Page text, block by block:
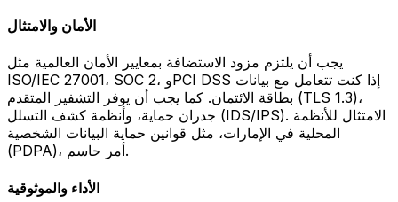
الأمان والامتثال
يجب أن يلتزم مزود الاستضافة بمعايير الأمان العالمية مثل
ISO/IEC 27001، SOC 2، وPCI DSS إذا كنت تتعامل مع بيانات
بطاقة الائتمان. كما يجب أن يوفر التشفير المتقدم (TLS 1.3)،
جدران حماية، وأنظمة كشف التسلل (IDS/IPS). الامتثال للأنظمة
المحلية في الإمارات، مثل قوانين حماية البيانات الشخصية
(PDPA)، أمر حاسم.
الأداء والموثوقية